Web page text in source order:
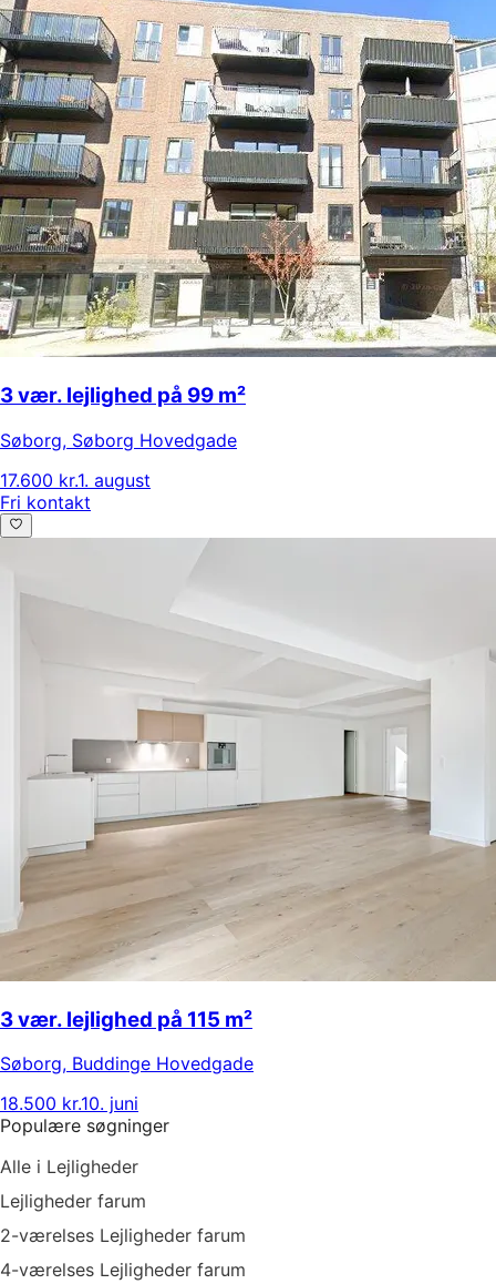
3 vær. lejlighed på 99 m²
Søborg, Søborg Hovedgade
17.600 kr.1. august
Fri kontakt
3 vær. lejlighed på 115 m²
Søborg, Buddinge Hovedgade
18.500 kr.10. juni
Populære søgninger
Alle i Lejligheder
Lejligheder farum
2-værelses Lejligheder farum
4-værelses Lejligheder farum